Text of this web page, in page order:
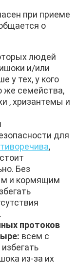
при приеме
о
людей
и/или
у тех, у кого
же семейства,
, хризантемы и
для
,
Без
и кормящим
протоков
всем с
из-за их